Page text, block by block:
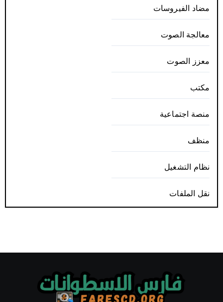
مضاد الفيروسات
معالجة الصوت
معزز الصوت
مكتب
منصة اجتماعية
منظف
نظام التشغيل
نقل الملفات